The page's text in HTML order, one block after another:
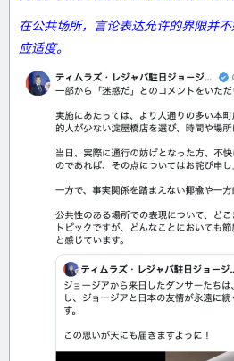
在公共场所，言论表达允许的界限并
应适度。